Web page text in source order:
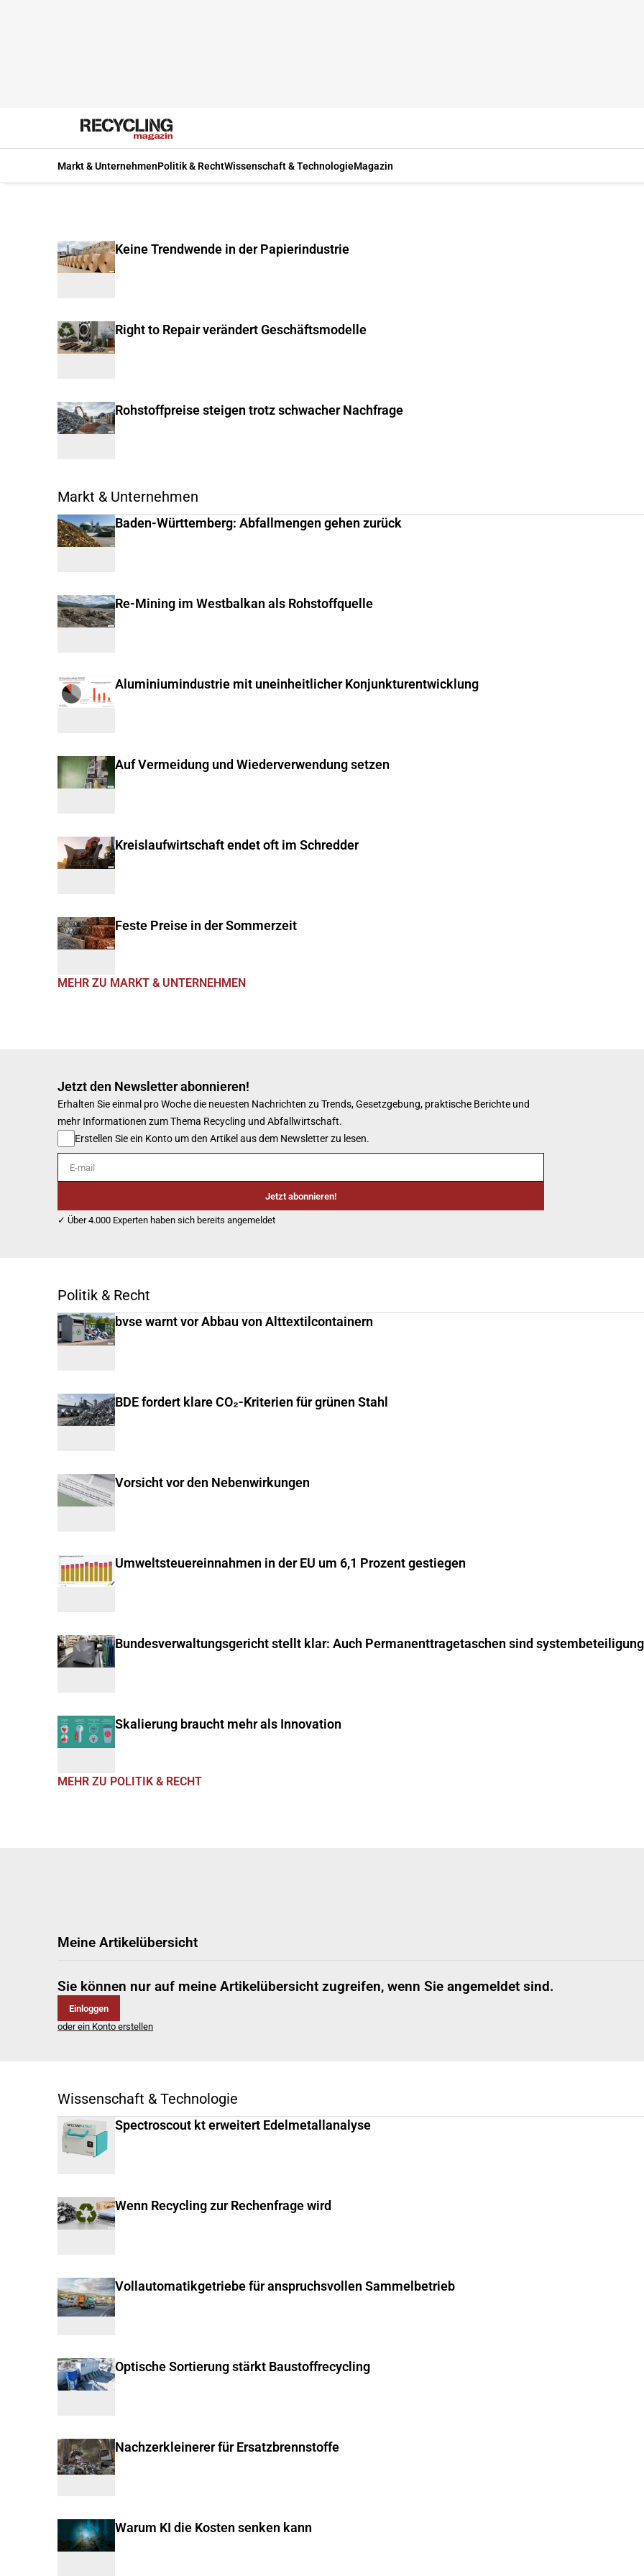
Markt & UnternehmenPolitik & RechtWissenschaft & TechnologieMagazin
Keine Trendwende in der Papierindustrie
Right to Repair verändert Geschäftsmodelle
Rohstoffpreise steigen trotz schwacher Nachfrage
Markt & Unternehmen
Baden-Württemberg: Abfallmengen gehen zurück
Re-Mining im Westbalkan als Rohstoffquelle
Aluminiumindustrie mit uneinheitlicher Konjunkturentwicklung
Auf Vermeidung und Wiederverwendung setzen
Kreislaufwirtschaft endet oft im Schredder
Feste Preise in der Sommerzeit
MEHR ZU MARKT & UNTERNEHMEN
Jetzt den Newsletter abonnieren!
Erhalten Sie einmal pro Woche die neuesten Nachrichten zu Trends, Gesetzgebung, praktische Berichte und
mehr Informationen zum Thema Recycling und Abfallwirtschaft.
Erstellen Sie ein Konto um den Artikel aus dem Newsletter zu lesen.
E-mail
Jetzt abonnieren!
✓ Über 4.000 Experten haben sich bereits angemeldet
Politik & Recht
bvse warnt vor Abbau von Alttextilcontainern
BDE fordert klare CO₂-Kriterien für grünen Stahl
Vorsicht vor den Nebenwirkungen
Umweltsteuereinnahmen in der EU um 6,1 Prozent gestiegen
Bundesverwaltungsgericht stellt klar: Auch Permanenttragetaschen sind
Skalierung braucht mehr als Innovation
MEHR ZU POLITIK & RECHT
Meine Artikelübersicht
Sie können nur auf meine Artikelübersicht zugreifen, wenn Sie angemeldet sind.
Einloggen
oder ein Konto erstellen
Wissenschaft & Technologie
Spectroscout kt erweitert Edelmetallanalyse
Wenn Recycling zur Rechenfrage wird
Vollautomatikgetriebe für anspruchsvollen Sammelbetrieb
Optische Sortierung stärkt Baustoffrecycling
Nachzerkleinerer für Ersatzbrennstoffe
Warum KI die Kosten senken kann